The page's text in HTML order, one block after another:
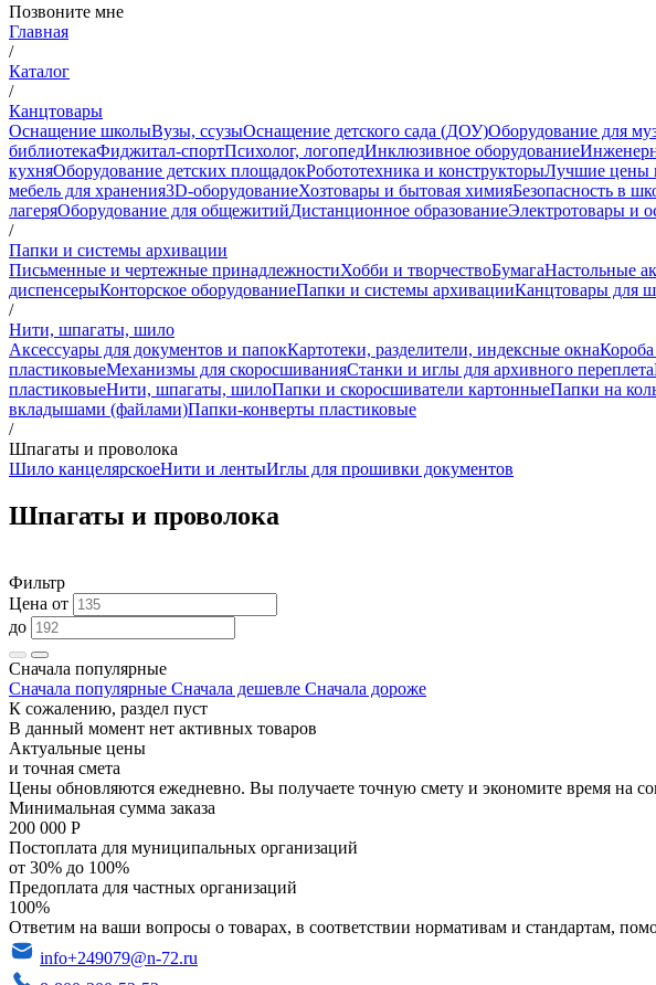
Позвоните мне
Главная
/
Каталог
/
Канцтовары
Оснащение школыВузы, ссузыОснащение детского сада (ДОУ)Оборудование для
библиотекаФиджитал-спортПсихолог, логопедИнклюзивное оборудование
кухняОборудование детских площадокРобототехника и конструкторыЛучшие цены
мебель для хранения3D-оборудованиеХозтовары и бытовая химияБезопасность в
лагеряОборудование для общежитийДистанционное образованиеЭлектротовары и
/
Папки и системы архивации
Письменные и чертежные принадлежностиХобби и творчествоБумагаНастольные
диспенсерыКонторское оборудованиеПапки и системы архивацииКанцтовары для
/
Нити, шпагаты, шило
Аксессуары для документов и папокКартотеки, разделители, индексные окна
пластиковыеМеханизмы для скоросшиванияСтанки и иглы для архивного переплета
пластиковыеНити, шпагаты, шилоПапки и скоросшиватели картонныеПапки на
вкладышами (файлами)Папки-конверты пластиковые
/
Шпагаты и проволока
Шило канцелярскоеНити и лентыИглы для прошивки документов
Шпагаты и проволока
Фильтр
Цена от
до
Сначала популярные
Сначала популярные Сначала дешевле Сначала дороже
К сожалению, раздел пуст
В данный момент нет активных товаров
Актуальные цены
и точная смета
Цены обновляются ежедневно. Вы получаете точную смету и экономите время на
Минимальная сумма заказа
200 000 Р
Постоплата для муниципальных организаций
от 30% до 100%
Предоплата для частных организаций
100%
Ответим на ваши вопросы о товарах, в соответствии нормативам и стандартам,
info+249079@n-72.ru